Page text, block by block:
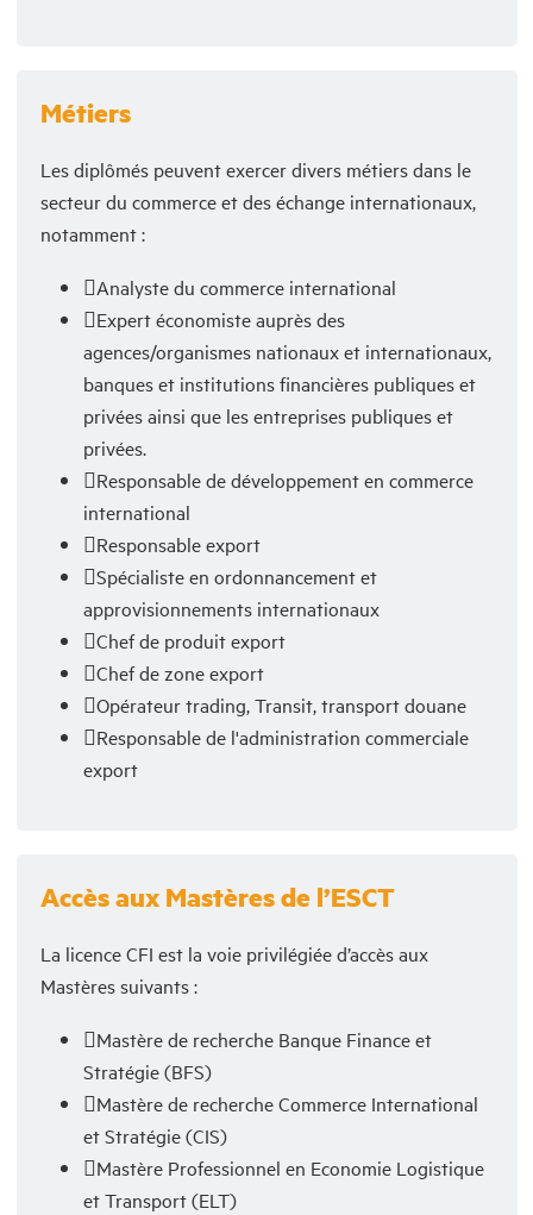
Métiers
Les diplômés peuvent exercer divers métiers dans le
secteur du commerce et des échange internationaux,
notamment :
Analyste du commerce international
Expert économiste auprès des
agences/organismes nationaux et internationaux,
banques et institutions financières publiques et
privées ainsi que les entreprises publiques et
privées.
Responsable de développement en commerce
international
Responsable export
Spécialiste en ordonnancement et
approvisionnements internationaux
Chef de produit export
Chef de zone export
Opérateur trading, Transit, transport douane
Responsable de l'administration commerciale
export
Accès aux Mastères de l’ESCT
La licence CFI est la voie privilégiée d’accès aux
Mastères suivants :
Mastère de recherche Banque Finance et
Stratégie (BFS)
Mastère de recherche Commerce International
et Stratégie (CIS)
Mastère Professionnel en Economie Logistique
et Transport (ELT)